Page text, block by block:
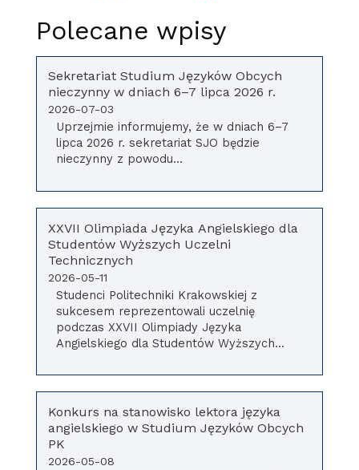
Polecane wpisy
Sekretariat Studium Języków Obcych
nieczynny w dniach 6–7 lipca 2026 r.
2026-07-03
Uprzejmie informujemy, że w dniach 6–7
lipca 2026 r. sekretariat SJO będzie
nieczynny z powodu...
XXVII Olimpiada Języka Angielskiego dla
Studentów Wyższych Uczelni
Technicznych
2026-05-11
Studenci Politechniki Krakowskiej z
sukcesem reprezentowali uczelnię
podczas XXVII Olimpiady Języka
Angielskiego dla Studentów Wyższych...
Konkurs na stanowisko lektora języka
angielskiego w Studium Języków Obcych
PK
2026-05-08